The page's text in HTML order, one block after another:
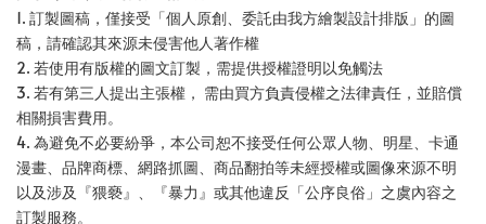
1. 訂製圖稿，僅接受「個人原創、委託由我方繪製設計排版」的圖
稿，請確認其來源未侵害他人著作權
2. 若使用有版權的圖文訂製，需提供授權證明以免觸法
3. 若有第三人提出主張權， 需由買方負責侵權之法律責任，並賠償
相關損害費用。
4. 為避免不必要紛爭，本公司恕不接受任何公眾人物、明星、卡通
漫畫、品牌商標、網路抓圖、商品翻拍等未經授權或圖像來源不明
以及涉及『猥褻』、『暴力』或其他違反「公序良俗」之虞內容之
訂製服務。